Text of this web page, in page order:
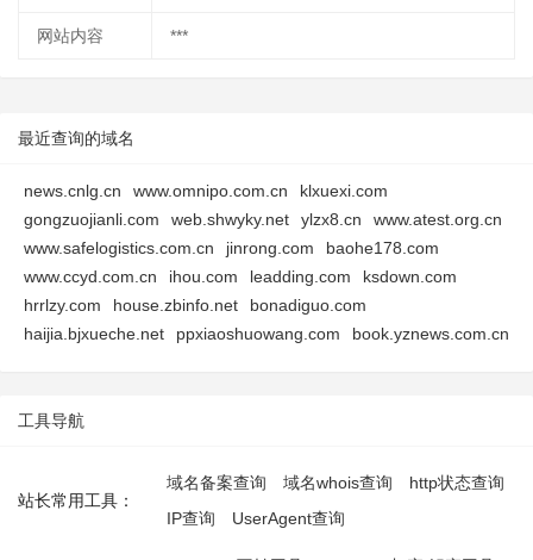
网站内容 ***
最近查询的域名
news.cnlg.cn www.omnipo.com.cn
klxuexi.com
gongzuojianli.com
web.shwyky.net ylzx8.cn
www.atest.org.cn
www.safelogistics.com.cn
jinrong.com
baohe178.com
www.ccyd.com.cn
ihou.com leadding.com
ksdown.com
hrrlzy.com
house.zbinfo.net
bonadiguo.com
haijia.bjxueche.net
ppxiaoshuowang.com book.yznews.com.cn
工具导航
站长常用工具：
域名备案查询 域名whois查询
http状态查询
IP查询
UserAgent查询